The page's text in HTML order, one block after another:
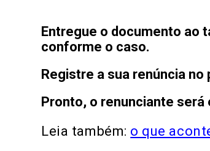
Entregue o documento ao
conforme o caso.
Registre a sua renúncia
Pronto, o renunciante
Leia também: o que